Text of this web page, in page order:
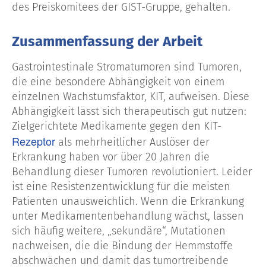
des Preiskomitees der GIST-Gruppe, gehalten.
Zusammenfassung der Arbeit
Gastrointestinale Stromatumoren sind Tumoren,
die eine besondere Abhängigkeit von einem
einzelnen Wachstumsfaktor, KIT, aufweisen. Diese
Abhängigkeit lässt sich therapeutisch gut nutzen:
Zielgerichtete Medikamente gegen den KIT-
Rezeptor als mehrheitlicher Auslöser der
Erkrankung haben vor über 20 Jahren die
Behandlung dieser Tumoren revolutioniert. Leider
ist eine Resistenzentwicklung für die meisten
Patienten unausweichlich. Wenn die Erkrankung
unter Medikamentenbehandlung wächst, lassen
sich häufig weitere, „sekundäre“, Mutationen
nachweisen, die die Bindung der Hemmstoffe
abschwächen und damit das tumortreibende